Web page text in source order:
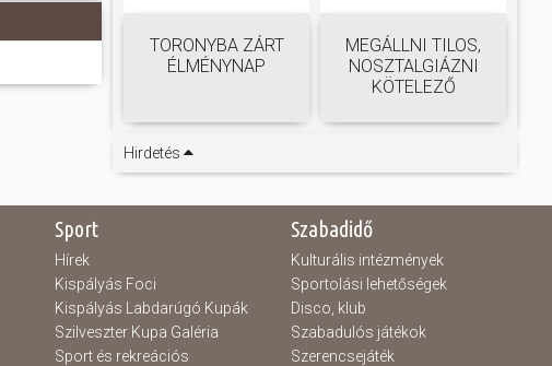
TORONYBA ZÁRT
ÉLMÉNYNAP
MEGÁLLNI TILOS,
NOSZTALGIÁZNI
KÖTELEZŐ
Hirdetés
Sport
Hírek
Kispályás Foci
Kispályás Labdarúgó Kupák
Szilveszter Kupa Galéria
Sport és rekreációs
Szabadidő
Kulturális intézmények
Sportolási lehetőségek
Disco, klub
Szabadulós játékok
Szerencsejáték